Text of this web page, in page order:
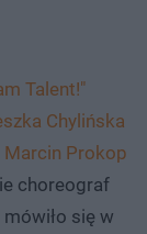
Talent!"
Chylińska
Marcin Prokop
choreograf
się w